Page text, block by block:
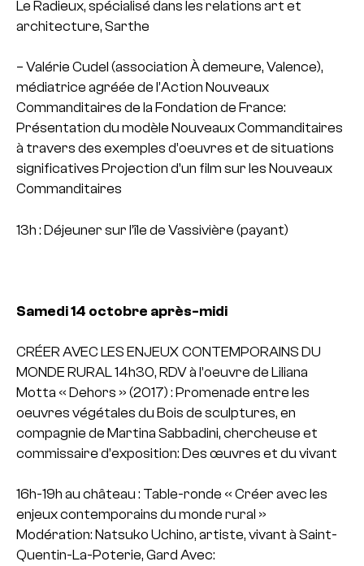
Le Radieux, spécialisé dans les relations art et
architecture, Sarthe
– Valérie Cudel (association À demeure, Valence),
médiatrice agréée de l’Action Nouveaux
Commanditaires de la Fondation de France:
Présentation du modèle Nouveaux Commanditaires
à travers des exemples d’oeuvres et de situations
significatives Projection d’un film sur les Nouveaux
Commanditaires
13h : Déjeuner sur l’île de Vassivière (payant)
Samedi 14 octobre après-midi
CRÉER AVEC LES ENJEUX CONTEMPORAINS DU
MONDE RURAL14h30, RDV à l’oeuvre de Liliana
Motta « Dehors » (2017) : Promenade entre les
oeuvres végétales du Bois de sculptures, en
compagnie de Martina Sabbadini, chercheuse et
commissaire d’exposition: Des œuvres et du vivant
16h-19h au château : Table-ronde « Créer avec les
enjeux contemporains du monde rural »
Modération: Natsuko Uchino, artiste, vivant à Saint-
Quentin-La-Poterie, Gard Avec: